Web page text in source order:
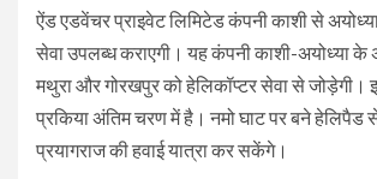
ऐंड एडवेंचर प्राइवेट लिमिटेड कंपनी काशी से
सेवा उपलब्‍ध कराएगी। यह कंपनी काशी-अयोध्‍या के
मथुरा और गोरखपुर को हेलिकॉप्‍टर सेवा से जोड़ेगी।
प्रकिया अंतिम चरण में है। नमो घाट पर बने हेलिपैड
प्रयागराज की हवाई यात्रा कर सकेंगे।